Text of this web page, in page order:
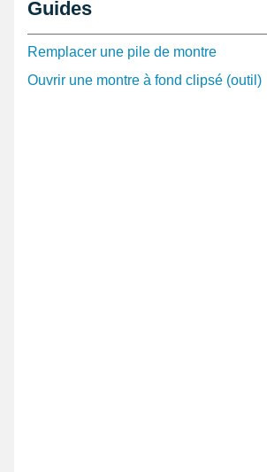
La couronne est de couleur argent
Hauteur totale : 9 mm
Diamètre interne du tube : 0,90 mm
Hauteur de la tête : 2,2 mm
Guides
Remplacer une pile de montre
Ouvrir une montre à fond clipsé (outil)